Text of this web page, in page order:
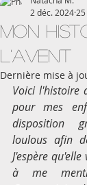
Natacha - Blog
Mon
l'Avent
2 déc. 2024
Dernière mise à
Voici l'histoire
pour mes
disposition
loulous afin
J'espère
à me